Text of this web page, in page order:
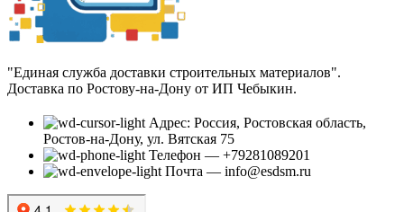
"Единая служба доставки строительных материалов".
Доставка по Ростову-на-Дону от ИП Чебыкин.
Адрес: Россия, Ростовская область,
Ростов-на-Дону, ул. Вятская 75
Телефон — +79281089201
Почта — info@esdsm.ru